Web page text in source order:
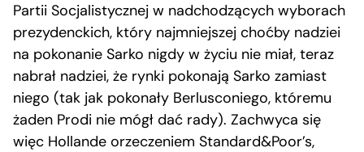
Partii Socjalistycznej w nadchodzących wyborach
prezydenckich, który najmniejszej choćby nadziei
na pokonanie Sarko nigdy w życiu nie miał, teraz
nabrał nadziei, że rynki pokonają Sarko zamiast
niego (tak jak pokonały Berlusconiego, któremu
żaden Prodi nie mógł dać rady). Zachwyca się
więc Hollande orzeczeniem Standard&Poor’s,